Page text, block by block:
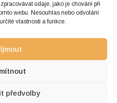
údaje, jako je chování při
webu. Nesouhlas nebo odvolání
vlastnosti a funkce.
předvolby
od smlouvy
2024All rights reserved.